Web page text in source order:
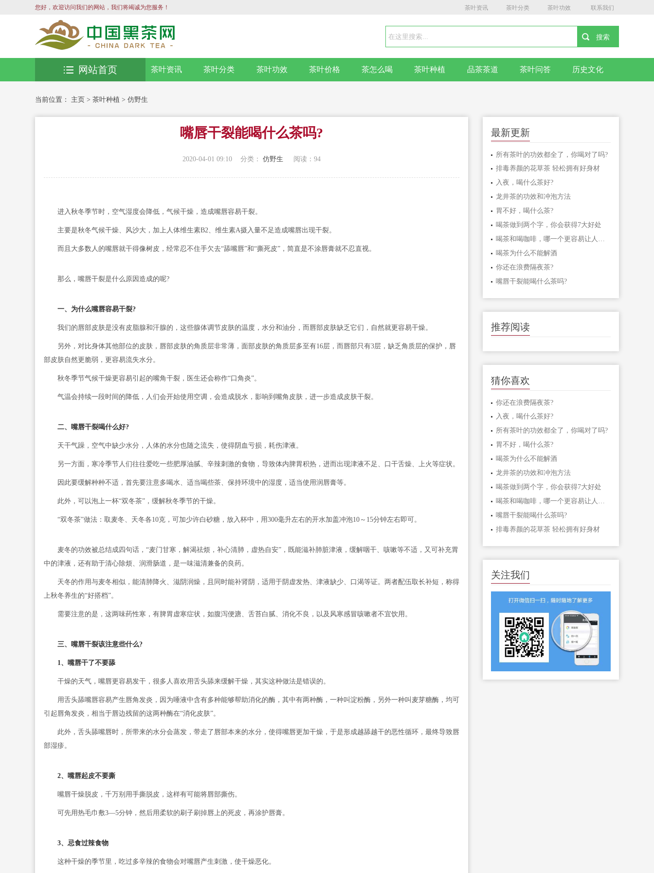
您好，欢迎访问我们的网站，我们将竭诚为您服务！ 茶叶资讯 茶叶分类 茶叶功效 联系我们
茶叶资讯 茶叶分类 茶叶功效 茶叶价格 茶怎么喝 茶叶种植 品茶茶道 茶叶问答 历史文化
网站首页
当前位置： 主页 > 茶叶种植 > 仿野生
嘴唇干裂能喝什么茶吗?
2020-04-01 09:10 分类： 仿野生 阅读：94
进入秋冬季节时，空气湿度会降低，气候干燥，造成嘴唇容易干裂。
主要是秋冬气候干燥、风沙大，加上人体维生素B2、维生素A摄入量不足造成嘴唇出现干裂。
而且大多数人的嘴唇就干得像树皮，经常忍不住手欠去“舔嘴唇”和“撕死皮”，简直是不涂唇膏就不忍直视。
那么，嘴唇干裂是什么原因造成的呢?
一、为什么嘴唇容易干裂?
我们的唇部皮肤是没有皮脂腺和汗腺的，这些腺体调节皮肤的温度，水分和油分，而唇部皮肤缺乏它们，自然就更容易干燥。
另外，对比身体其他部位的皮肤，唇部皮肤的角质层非常薄，面部皮肤的角质层多至有16层，而唇部只有3层，缺乏角质层的保护，唇
部皮肤自然更脆弱，更容易流失水分。
秋冬季节气候干燥更容易引起的嘴角干裂，医生还会称作“口角炎”。
气温会持续一段时间的降低，人们会开始使用空调，会造成脱水，影响到嘴角皮肤，进一步造成皮肤干裂。
二、嘴唇干裂喝什么好?
天干气躁，空气中缺少水分，人体的水分也随之流失，使得阴血亏损，耗伤津液。
另一方面，寒冷季节人们往往爱吃一些肥厚油腻、辛辣刺激的食物，导致体内脾胃积热，进而出现津液不足、口干舌燥、上火等症状。
因此要缓解种种不适，首先要注意多喝水、适当喝些茶、保持环境中的湿度，适当使用润唇膏等。
此外，可以泡上一杯“双冬茶”，缓解秋冬季节的干燥。
“双冬茶”做法：取麦冬、天冬各10克，可加少许白砂糖，放入杯中，用300毫升左右的开水加盖冲泡10～15分钟左右即可。
麦冬的功效被总结成四句话，“麦门甘寒，解渴祛烦，补心清肺，虚热自安”，既能滋补肺脏津液，缓解咽干、咳嗽等不适，又可补充胃
中的津液，还有助于清心除烦、润滑肠道，是一味滋清兼备的良药。
天冬的作用与麦冬相似，能清肺降火、滋阴润燥，且同时能补肾阴，适用于阴虚发热、津液缺少、口渴等证。两者配伍取长补短，称得
上秋冬养生的“好搭档”。
需要注意的是，这两味药性寒，有脾胃虚寒症状，如腹泻便溏、舌苔白腻、消化不良，以及风寒感冒咳嗽者不宜饮用。
三、嘴唇干裂该注意些什么?
1、嘴唇干了不要舔
干燥的天气，嘴唇更容易发干，很多人喜欢用舌头舔来缓解干燥，其实这种做法是错误的。
用舌头舔嘴唇容易产生唇角发炎，因为唾液中含有多种能够帮助消化的酶，其中有两种酶，一种叫淀粉酶，另外一种叫麦芽糖酶，均可
引起唇角发炎，相当于唇边残留的这两种酶在“消化皮肤”。
此外，舌头舔嘴唇时，所带来的水分会蒸发，带走了唇部本来的水分，使得嘴唇更加干燥，于是形成越舔越干的恶性循环，最终导致唇
部湿疹。
2、嘴唇起皮不要撕
嘴唇干燥脱皮，千万别用手撕脱皮，这样有可能将唇部撕伤。
可先用热毛巾敷3—5分钟，然后用柔软的刷子刷掉唇上的死皮，再涂护唇膏。
3、忌食过辣食物
这种干燥的季节里，吃过多辛辣的食物会对嘴唇产生刺激，使干燥恶化。
最新更新
所有茶叶的功效都全了，你喝对了吗?
排毒养颜的花草茶 轻松拥有好身材
入夜，喝什么茶好?
龙井茶的功效和冲泡方法
胃不好，喝什么茶?
喝茶做到两个字，你会获得7大好处
喝茶和喝咖啡，哪一个更容易让人兴奋?
喝茶为什么不能解酒
你还在浪费隔夜茶?
嘴唇干裂能喝什么茶吗?
推荐阅读
猜你喜欢
你还在浪费隔夜茶?
入夜，喝什么茶好?
所有茶叶的功效都全了，你喝对了吗?
胃不好，喝什么茶?
喝茶为什么不能解酒
龙井茶的功效和冲泡方法
喝茶做到两个字，你会获得7大好处
喝茶和喝咖啡，哪一个更容易让人兴奋?
嘴唇干裂能喝什么茶吗?
排毒养颜的花草茶 轻松拥有好身材
关注我们